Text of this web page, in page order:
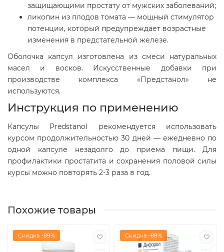
защищающими простату от мужских заболеваний;
ликопин из плодов томата — мощный стимулятор
потенции, который предупреждает возрастные
изменения в предстательной железе.
Оболочка капсул изготовлена из смеси натуральных
масел и восков. Искусственные добавки при
производстве комплекса «Предстанол» не
используются.
Инструкция по применению
Капсулы Predstanol рекомендуется использовать
курсом продолжительностью 30 дней — ежедневно по
одной капсуле незадолго до приема пищи. Для
профилактики простатита и сохранения половой силы
курсы можно повторять 2-3 раза в год.
Похожие товары
Скидка -89% Скидка -89%